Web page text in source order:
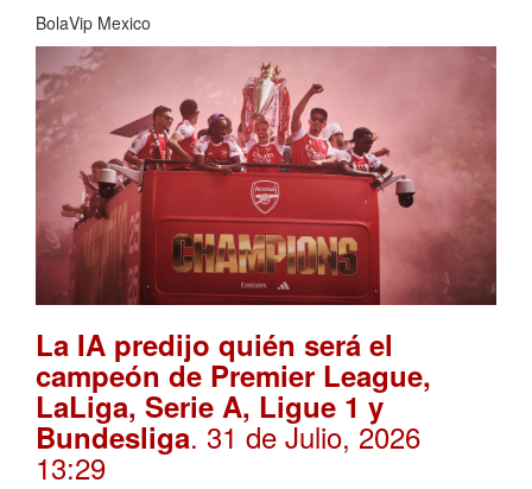
BolaVip Mexico
La IA predijo quién será el
campeón de Premier League,
LaLiga, Serie A, Ligue 1 y
Bundesliga. 31 de Julio, 2026
13:29